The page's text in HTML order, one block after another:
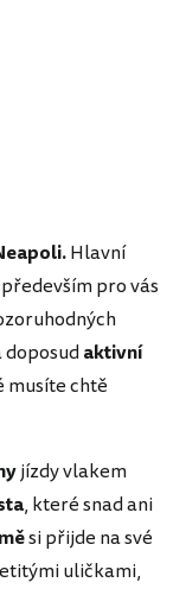
Hlavní
pro vás
aktivní
musíte chtě
jízdy vlakem
, které snad ani
si přijde na své
uličkami,